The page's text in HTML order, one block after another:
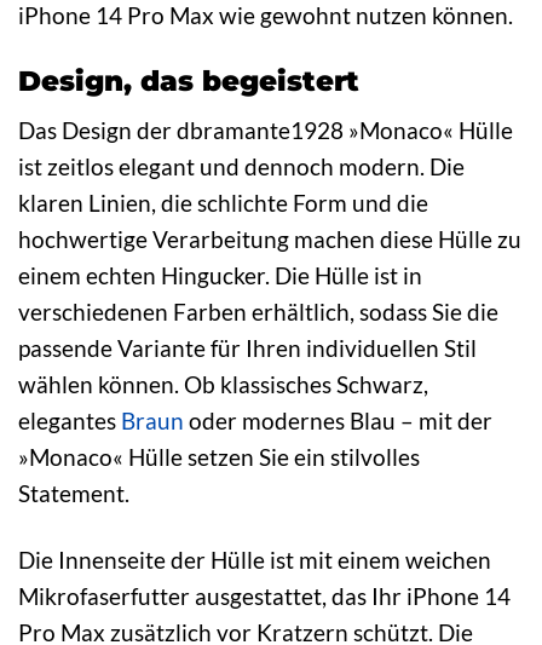
iPhone 14 Pro Max wie gewohnt nutzen können.
Design, das begeistert
Das Design der dbramante1928 »Monaco« Hülle
ist zeitlos elegant und dennoch modern. Die
klaren Linien, die schlichte Form und die
hochwertige Verarbeitung machen diese Hülle zu
einem echten Hingucker. Die Hülle ist in
verschiedenen Farben erhältlich, sodass Sie die
passende Variante für Ihren individuellen Stil
wählen können. Ob klassisches Schwarz,
elegantes Braun oder modernes Blau – mit der
»Monaco« Hülle setzen Sie ein stilvolles
Statement.
Die Innenseite der Hülle ist mit einem weichen
Mikrofaserfutter ausgestattet, das Ihr iPhone 14
Pro Max zusätzlich vor Kratzern schützt. Die